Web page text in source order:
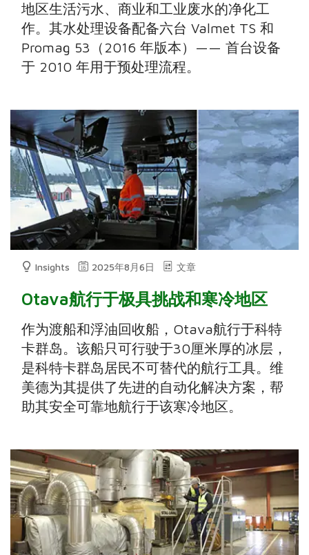
地区生活污水、商业和工业废水的净化工
作。其水处理设备配备六台 Valmet TS 和
Promag 53（2016 年版本）—— 首台设备
于 2010 年用于预处理流程。
Insights 2025年8月6日 文章
Otava航行于极具挑战和寒冷地区
作为渡船和浮油回收船，Otava航行于科特
卡群岛。该船只可行驶于30厘米厚的冰层，
是科特卡群岛居民不可替代的航行工具。维
美德为其提供了先进的自动化解决方案，帮
助其安全可靠地航行于该寒冷地区。